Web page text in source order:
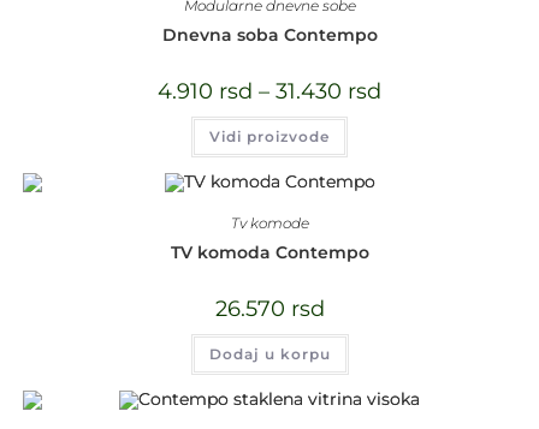
Modularne dnevne sobe
Dnevna soba Contempo
4.910 rsd – 31.430 rsd
Vidi proizvode
Tv komode
TV komoda Contempo
26.570 rsd
Dodaj u korpu